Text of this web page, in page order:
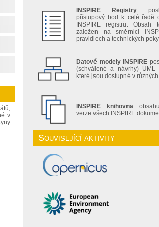
v
INSPIRE Registry
přístupový bod k celé řadě
INSPIRE registrů. Obsah
založen na směrnici
pravidlech a technických
Datové modely INSPIRE
(schválené a návrhy) UML
které jsou dostupné v
INSPIRE knihovna
verze všech INSPIRE
Související aktivity